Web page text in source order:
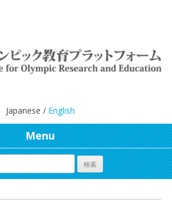
Japanese / English
Menu